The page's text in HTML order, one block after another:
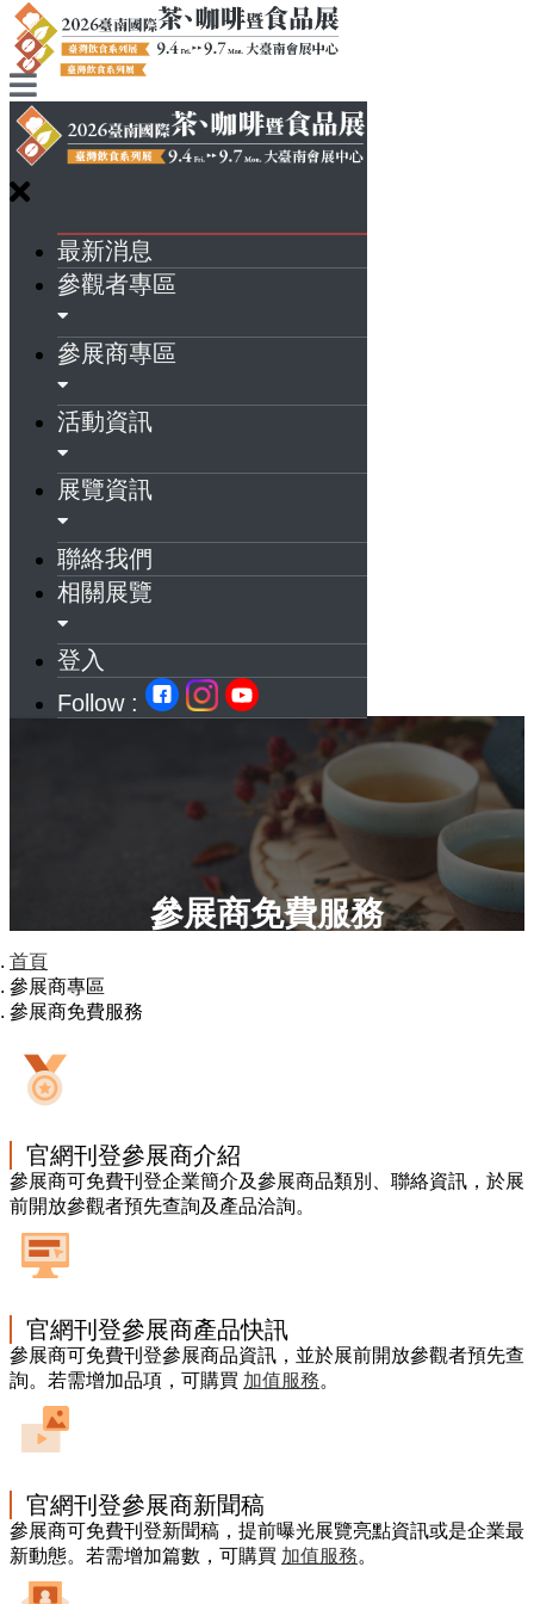
最新消息
參觀者專區
參展商專區
活動資訊
展覽資訊
聯絡我們
相關展覽
登入
Follow :
參展商免費服務
首頁
參展商專區
參展商免費服務
官網刊登參展商介紹
參展商可免費刊登企業簡介及參展商品類別、聯絡資訊，於展
前開放參觀者預先查詢及產品洽詢。
官網刊登參展商產品快訊
參展商可免費刊登參展商品資訊，並於展前開放參觀者預先查
詢。若需增加品項，可購買 加值服務。
官網刊登參展商新聞稿
參展商可免費刊登新聞稿，提前曝光展覽亮點資訊或是企業最
新動態。若需增加篇數，可購買 加值服務。